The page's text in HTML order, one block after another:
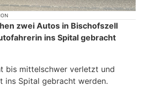
zwei Autos in Bischofszell
ins Spital gebracht
bis mittelschwer verletzt und
ins Spital gebracht werden.